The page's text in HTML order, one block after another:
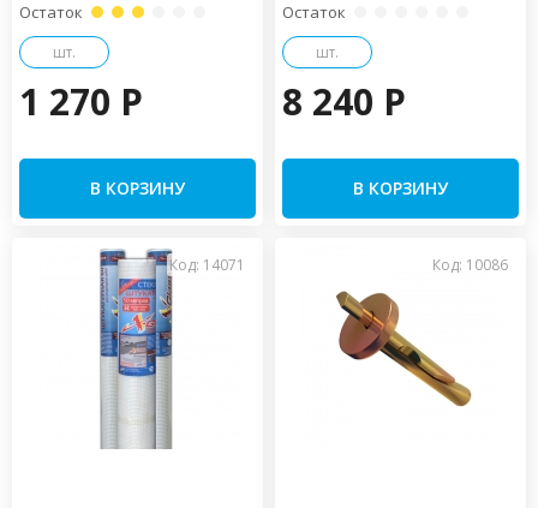
Остаток
шт.
1 270 P
В КОРЗИНУ
Остаток
шт.
8 240 P
В КОРЗИНУ
Код: 14071 Код: 10086